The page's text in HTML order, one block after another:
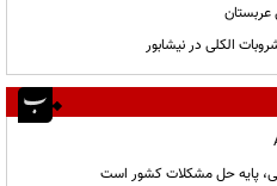
عربستان
پایه حل مشکلات کشور است